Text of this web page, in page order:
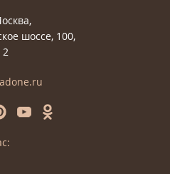
шоссе, 100,
2